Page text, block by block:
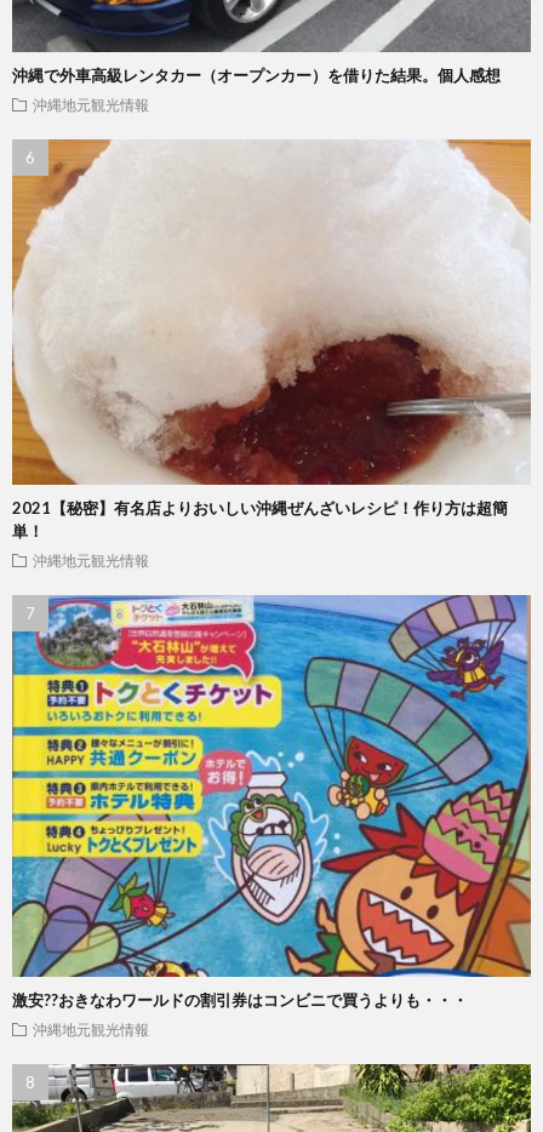
沖縄で外車高級レンタカー（オープンカー）を借りた結果。個人感想
沖縄地元観光情報
2021【秘密】有名店よりおいしい沖縄ぜんざいレシピ！作り方は超簡
単！
沖縄地元観光情報
激安??おきなわワールドの割引券はコンビニで買うよりも・・・
沖縄地元観光情報